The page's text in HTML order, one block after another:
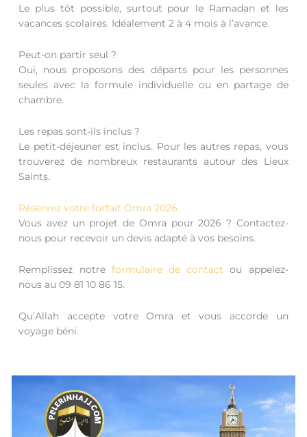
Le plus tôt possible, surtout pour le Ramadan et les
vacances scolaires. Idéalement 2 à 4 mois à l’avance.
Peut-on partir seul ?
Oui, nous proposons des départs pour les personnes
seules avec la formule individuelle ou en partage de
chambre.
Les repas sont-ils inclus ?
Le petit-déjeuner est inclus. Pour les autres repas, vous
trouverez de nombreux restaurants autour des Lieux
Saints.
Réservez votre forfait Omra 2026
Vous avez un projet de Omra pour 2026 ? Contactez-
nous pour recevoir un devis adapté à vos besoins.
Remplissez notre formulaire de contact ou appelez-
nous au 09 81 10 86 15.
Qu’Allah accepte votre Omra et vous accorde un
voyage béni.